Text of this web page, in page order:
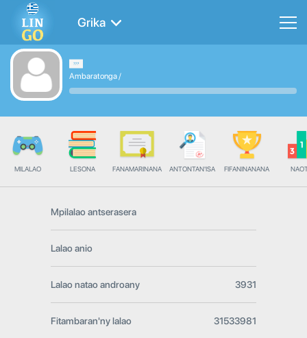
Grika
Ambaratonga/
MILALAO LESONA FANAMARINANA ANTONTAN'ISA FIFANINANANA
Mpilalao antserasera
Lalao anio
Lalao natao androany 3931
Fitambaran'ny lalao 31533981